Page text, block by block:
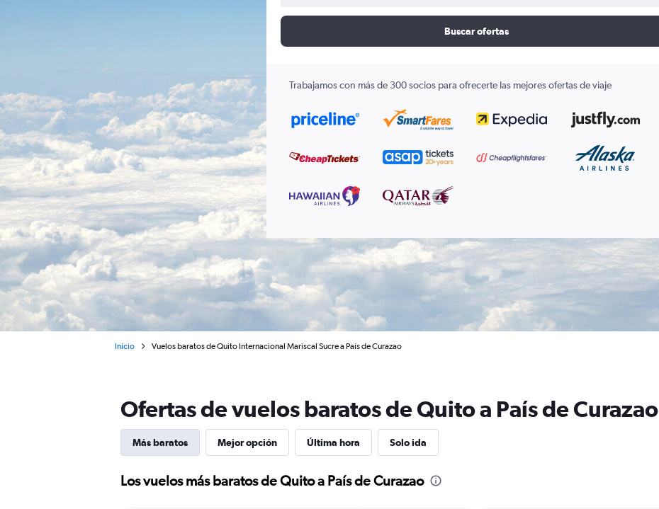
Buscar ofertas
Trabajamos con más de 300 socios para ofrecerte las mejores ofertas de viaje
Inicio Vuelos baratos de Quito Internacional Mariscal Sucre a País de Curazao
Ofertas de vuelos baratos de Quito a País de Curazao
Más baratos Mejor opción Última hora Solo ida
Los vuelos más baratos de Quito a País de Curazao